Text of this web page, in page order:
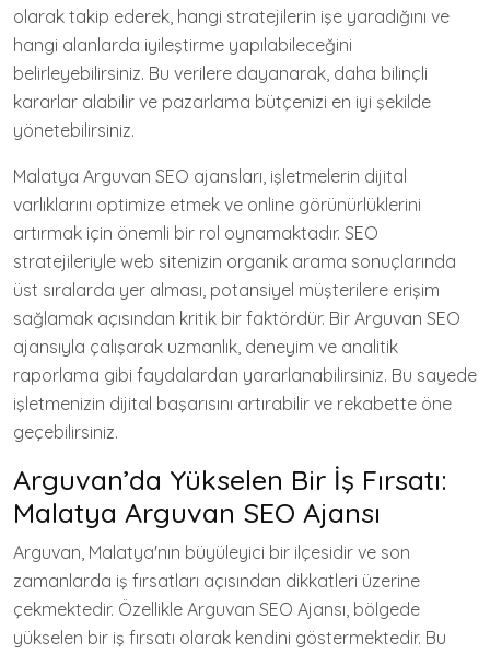
olarak takip ederek, hangi stratejilerin işe yaradığını ve
hangi alanlarda iyileştirme yapılabileceğini
belirleyebilirsiniz. Bu verilere dayanarak, daha bilinçli
kararlar alabilir ve pazarlama bütçenizi en iyi şekilde
yönetebilirsiniz.
Malatya Arguvan SEO ajansları, işletmelerin dijital
varlıklarını optimize etmek ve online görünürlüklerini
artırmak için önemli bir rol oynamaktadır. SEO
stratejileriyle web sitenizin organik arama sonuçlarında
üst sıralarda yer alması, potansiyel müşterilere erişim
sağlamak açısından kritik bir faktördür. Bir Arguvan SEO
ajansıyla çalışarak uzmanlık, deneyim ve analitik
raporlama gibi faydalardan yararlanabilirsiniz. Bu sayede
işletmenizin dijital başarısını artırabilir ve rekabette öne
geçebilirsiniz.
Arguvan’da Yükselen Bir İş Fırsatı:
Malatya Arguvan SEO Ajansı
Arguvan, Malatya'nın büyüleyici bir ilçesidir ve son
zamanlarda iş fırsatları açısından dikkatleri üzerine
çekmektedir. Özellikle Arguvan SEO Ajansı, bölgede
yükselen bir iş fırsatı olarak kendini göstermektedir. Bu